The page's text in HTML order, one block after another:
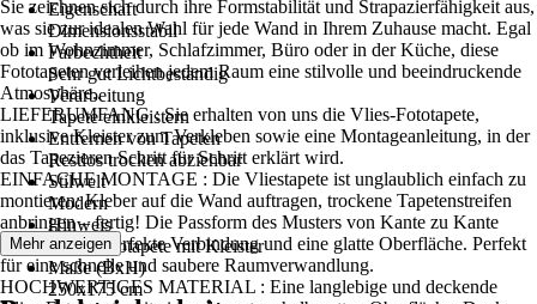
Eigenschaft
Dimensionsstabil
Farbechtheit
Sehr gut Lichtbeständig
Verarbeitung
Tapete einkleistern
Entfernen von Tapeten
Restlos trocken abziehbar
Stilwelt
Modern
Hinweis
Vlies Fototapete mit Kleister
Maße (BxH)
250x175 cm
Sie zeichnen sich durch ihre Formstabilität und Strapazierfähigkeit aus,
was sie zur idealen Wahl für jede Wand in Ihrem Zuhause macht. Egal
ob im Wohnzimmer, Schlafzimmer, Büro oder in der Küche, diese
Fototapeten verleihen jedem Raum eine stilvolle und beeindruckende
Atmosphäre..
LIEFERUMFANG : Sie erhalten von uns die Vlies-Fototapete,
inklusive Kleister zum Verkleben sowie eine Montageanleitung, in der
das Tapezieren Schritt für Schritt erklärt wird.
EINFACHE MONTAGE : Die Vliestapete ist unglaublich einfach zu
montieren: Kleber auf die Wand auftragen, trockene Tapetenstreifen
anbringen – fertig! Die Passform des Musters von Kante zu Kante
sorgt für eine perfekte Verbindung und eine glatte Oberfläche. Perfekt
für eine schnelle und saubere Raumverwandlung.
HOCHWERTIGES MATERIAL : Eine langlebige und deckende
Mehr anzeigen